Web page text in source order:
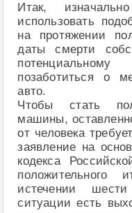
Итак,
использовать
на протяжении
даты смерти
позаботиться о
авто.
Чтобы стать
машины,
от человека
заявление на
кодекса
положительного
истечении
ситуации есть